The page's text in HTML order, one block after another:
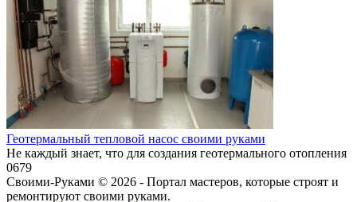
Геотермальный тепловой насос своими руками
Не каждый знает, что для создания геотермального отопления
0679
Своими-Руками © 2026 - Портал мастеров, которые строят и
ремонтируют своими руками.